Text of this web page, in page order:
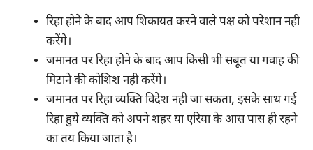
रिहा होने के बाद आप शिकायत करने वाले पक्ष को परेशान नही
करेंगे।
जमानत पर रिहा होने के बाद आप किसी भी सबूत या गवाह की
मिटाने की कोशिश नही करेंगे।
जमानत पर रिहा व्यक्ति विदेश नही जा सकता, इसके साथ गई
रिहा हुये व्यक्ति को अपने शहर या एरिया के आस पास ही रहने
का तय किया जाता है।